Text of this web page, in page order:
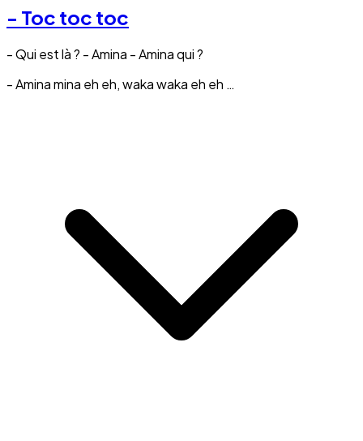
- Toc toc toc
- Qui est là ? - Amina - Amina qui ?
- Amina mina eh eh, waka waka eh eh …